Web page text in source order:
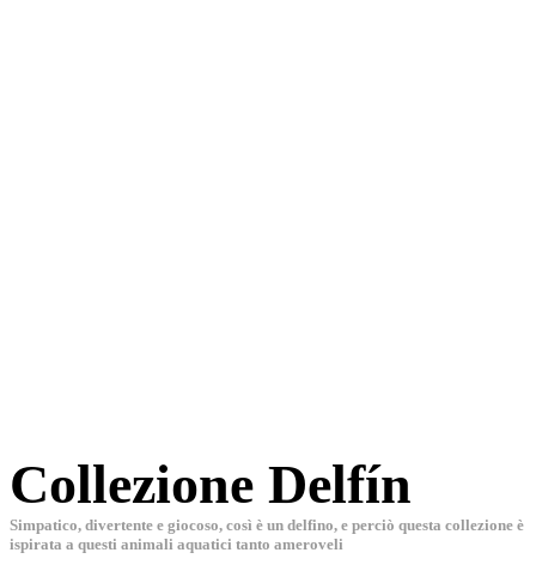
Collezione Delfín
Simpatico, divertente e giocoso, così è un delfino, e perciò questa collezione è
ispirata a questi animali aquatici tanto ameroveli